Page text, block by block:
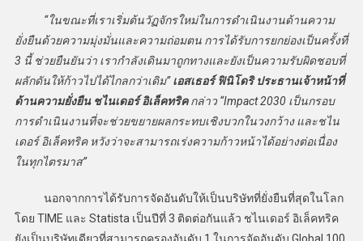
“ในขณะที่เราเริ่มต้นวัฏจักรใหม่ในการดำเนินงานด้านความ
ยั่งยืนด้วยความมุ่งมั่นและความถ่อมตน การได้รับการยกย่องเป็นครั้งที่
3 นี้ ช่วยยืนยันว่า เรากำลังเดินมาถูกทางและยังเป็นความรับผิดชอบที่
ผลักดันให้ก้าวไปได้ไกลกว่าเดิม”เอสเธอร์ ฟินิโดริ ประธานเจ้าหน้าที่
ด้านความยั่งยืน ชไนเดอร์ อิเล็คทริคกล่าว “Impact 2030 เป็นกรอบ
การดำเนินงานที่จะช่วยขยายผลกระทบเชิงบวกในวงกว้าง และชไน
เดอร์ อิเล็คทริค หวังว่าจะสามารถเร่งความก้าวหน้าได้อย่างต่อเนื่อง
ในทุกไตรมาส”
นอกจากการได้รับการจัดอันดับให้เป็นบริษัทที่ยั่งยืนที่สุดในโลก
โดย TIME และ Statista เป็นปีที่ 3 ติดต่อกันแล้ว ชไนเดอร์ อิเล็คทริค